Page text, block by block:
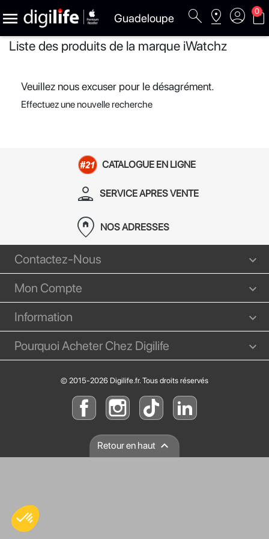
 Guadeloupe search pin_drop account_circle shopping_bag
0
Liste des produits de la marque iWatchz
Veuillez nous excuser pour le désagrément.
Effectuez une nouvelle recherche
CATALOGUE EN LIGNE
person_apron SERVICE APRES VENTE
home_pin NOS ADRESSES
Contactez-Nous
Mon Compte
Information
Pourquoi Acheter Chez Digilife
© 2015-2026 Digilife.fr. Tous droits réservés
Retour en haut 